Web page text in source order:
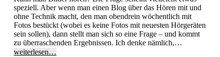
speziell. Aber wenn man einen Blog über das Hören mit und
ohne Technik macht, den man obendrein wöchentlich mit
Fotos bestückt (wobei es keine Fotos mit neuesten Hörgeräten
sein sollen), dann stellt man sich so eine Frage – und kommt
zu überraschenden Ergebnissen. Ich denke nämlich,…
weiterlesen…